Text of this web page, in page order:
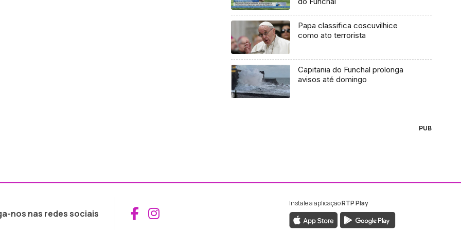
Papa classifica coscuvilhice
como ato terrorista
Capitania do Funchal prolonga
avisos até domingo
PUB
nos nas redes sociais Aceder ao Facebook da RTP Madeira
Aceder ao Instagram da RTP Madeira
Instale a aplicaçãoRTP Play